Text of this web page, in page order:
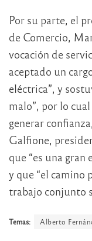
Por su parte, el
de Comercio,
vocación de
aceptado un
eléctrica”, y
malo”, por lo
generar
Galfione,
que “es una
y que “el camino
trabajo conjunto
Temas: Alberto